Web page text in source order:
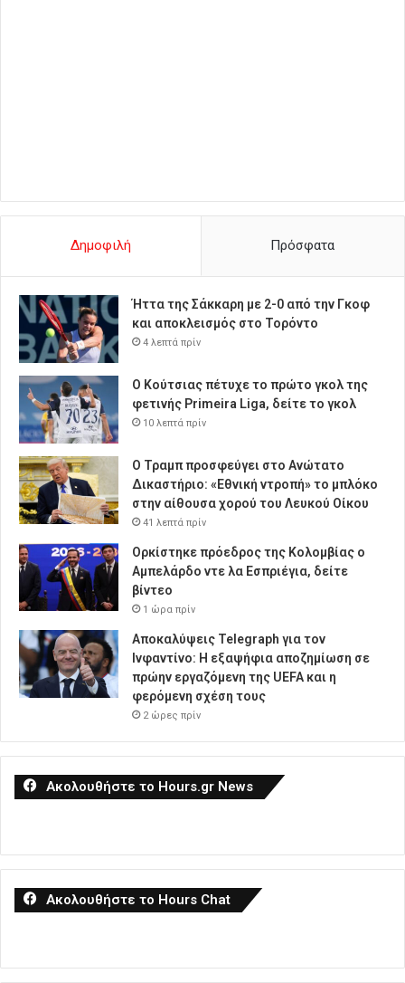
Δημοφιλή Πρόσφατα
Ήττα της Σάκκαρη με 2-0 από την Γκοφ
και αποκλεισμός στο Τορόντο
4 λεπτά πρίν
Ο Κούτσιας πέτυχε το πρώτο γκολ της
φετινής Primeira Liga, δείτε το γκολ
10 λεπτά πρίν
Ο Τραμπ προσφεύγει στο Ανώτατο
Δικαστήριο: «Εθνική ντροπή» το μπλόκο
στην αίθουσα χορού του Λευκού Οίκου
41 λεπτά πρίν
Ορκίστηκε πρόεδρος της Κολομβίας ο
Αμπελάρδο ντε λα Εσπριέγια, δείτε
βίντεο
1 ώρα πρίν
Αποκαλύψεις Telegraph για τον
Ινφαντίνο: Η εξαψήφια αποζημίωση σε
πρώην εργαζόμενη της UEFA και η
φερόμενη σχέση τους
2 ώρες πρίν
Ακολουθήστε το Hours.gr News
Ακολουθήστε το Hours Chat